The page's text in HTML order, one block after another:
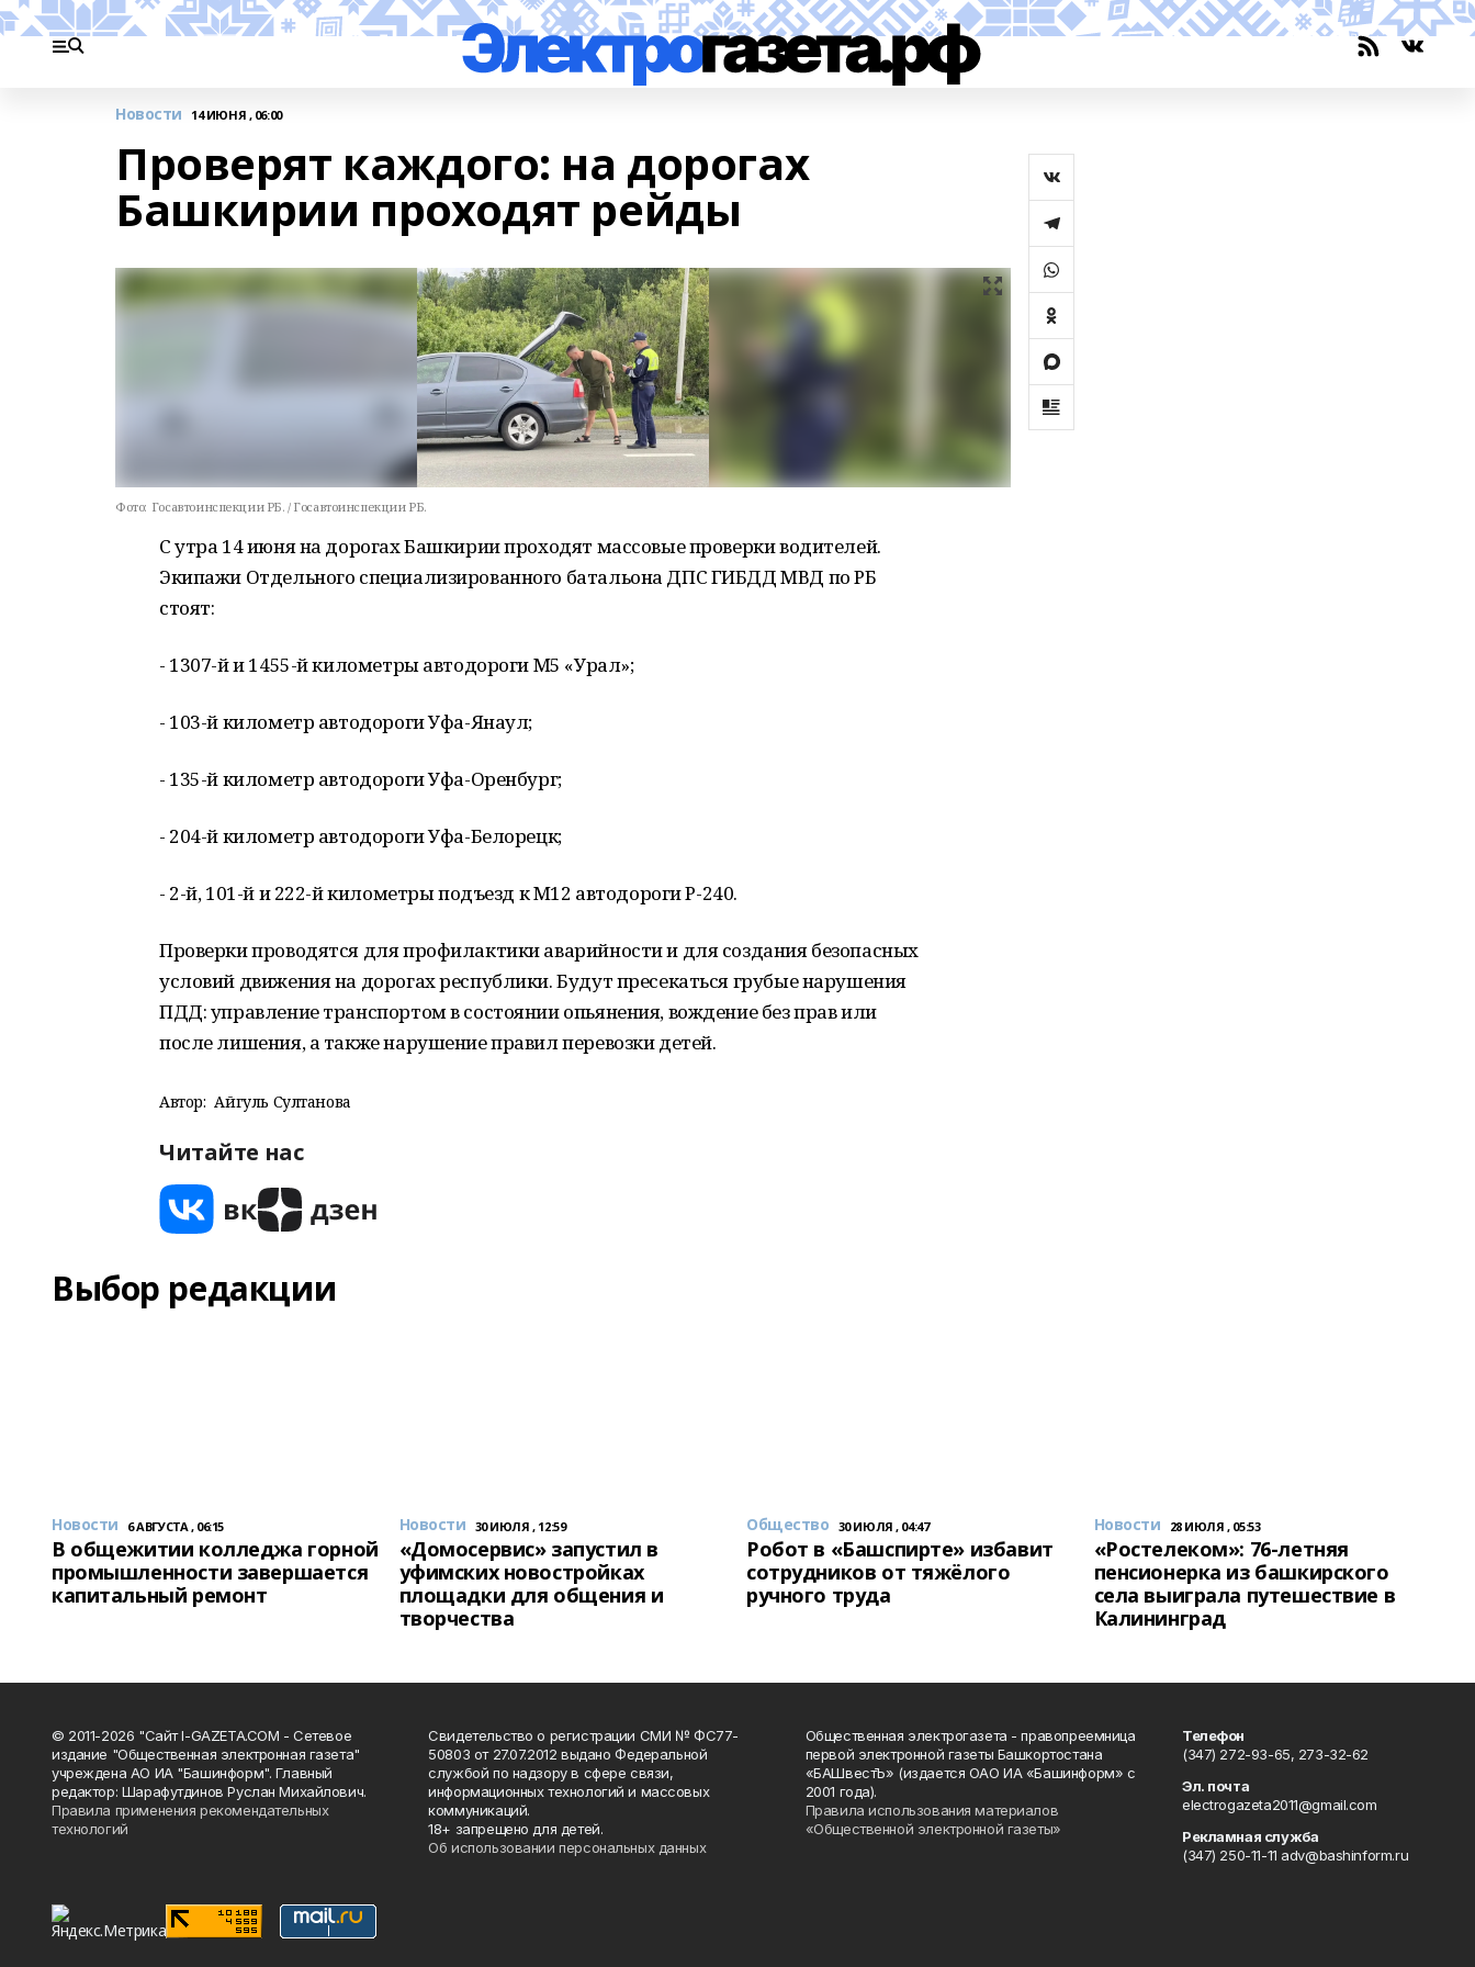
Новости 14 ИЮНЯ , 06:00
Проверят каждого: на дорогах
Башкирии проходят рейды
Фото: Госавтоинспекции РБ. / Госавтоинспекции РБ.
С утра 14 июня на дорогах Башкирии проходят массовые проверки водителей.
Экипажи Отдельного специализированного батальона ДПС ГИБДД МВД по РБ
стоят:
- 1307-й и 1455-й километры автодороги М5 «Урал»;
- 103-й километр автодороги Уфа-Янаул;
- 135-й километр автодороги Уфа-Оренбург;
- 204-й километр автодороги Уфа-Белорецк;
- 2-й, 101-й и 222-й километры подъезд к М12 автодороги Р-240.
Проверки проводятся для профилактики аварийности и для создания безопасных
условий движения на дорогах республики. Будут пресекаться грубые нарушения
ПДД: управление транспортом в состоянии опьянения, вождение без прав или
после лишения, а также нарушение правил перевозки детей.
Автор: Айгуль Султанова
Читайте нас
Выбор редакции
Новости 6 АВГУСТА , 06:15
В общежитии колледжа горной
промышленности завершается
капитальный ремонт
Новости 30 ИЮЛЯ , 12:59
«Домосервис» запустил в
уфимских новостройках
площадки для общения и
творчества
Общество 30 ИЮЛЯ , 04:47
Робот в «Башспирте» избавит
сотрудников от тяжёлого
ручного труда
Новости 28 ИЮЛЯ , 05:53
«Ростелеком»: 76-летняя
пенсионерка из башкирского
села выиграла путешествие в
Калининград
© 2011-2026 "Сайт I-GAZETA.COM - Сетевое
издание "Общественная электронная газета"
учреждена АО ИА "Башинформ". Главный
редактор: Шарафутдинов Руслан Михайлович.
Правила применения рекомендательных
технологий
Свидетельство о регистрации СМИ № ФС77-
50803 от 27.07.2012 выдано Федеральной
службой по надзору в сфере связи,
информационных технологий и массовых
коммуникаций.
18+ запрещено для детей.
Об использовании персональных данных
Общественная электрогазета - правопреемница
первой электронной газеты Башкортостана
«БАШвестЪ» (издается ОАО ИА «Башинформ» с
2001 года).
Правила использования материалов
«Общественной электронной газеты»
Телефон
(347) 272-93-65, 273-32-62
Эл. почта
electrogazeta2011@gmail.com
Рекламная служба
(347) 250-11-11 adv@bashinform.ru